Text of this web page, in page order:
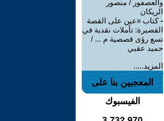
والعصفور / منصور
الريكان
-كتاب «عين على القصة
القصيرة: تأملات نقدية في
تسع رؤى قصصية م ... /
حميد عقبي
المزيد.....
المعجبين بنا على
الفيسبوك